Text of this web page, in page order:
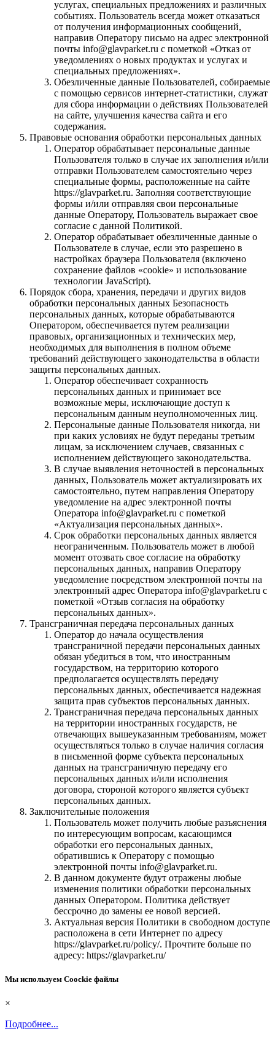
услугах, специальных предложениях и различных
событиях. Пользователь всегда может отказаться
от получения информационных сообщений,
направив Оператору письмо на адрес электронной
почты info@glavparket.ru с пометкой «Отказ от
уведомлениях о новых продуктах и услугах и
специальных предложениях».
Обезличенные данные Пользователей, собираемые
с помощью сервисов интернет-статистики, служат
для сбора информации о действиях Пользователей
на сайте, улучшения качества сайта и его
содержания.
Правовые основания обработки персональных данных
Оператор обрабатывает персональные данные
Пользователя только в случае их заполнения и/или
отправки Пользователем самостоятельно через
специальные формы, расположенные на сайте
https://glavparket.ru. Заполняя соответствующие
формы и/или отправляя свои персональные
данные Оператору, Пользователь выражает свое
согласие с данной Политикой.
Оператор обрабатывает обезличенные данные о
Пользователе в случае, если это разрешено в
настройках браузера Пользователя (включено
сохранение файлов «cookie» и использование
технологии JavaScript).
Порядок сбора, хранения, передачи и других видов
обработки персональных данных Безопасность
персональных данных, которые обрабатываются
Оператором, обеспечивается путем реализации
правовых, организационных и технических мер,
необходимых для выполнения в полном объеме
требований действующего законодательства в области
защиты персональных данных.
Оператор обеспечивает сохранность
персональных данных и принимает все
возможные меры, исключающие доступ к
персональным данным неуполномоченных лиц.
Персональные данные Пользователя никогда, ни
при каких условиях не будут переданы третьим
лицам, за исключением случаев, связанных с
исполнением действующего законодательства.
В случае выявления неточностей в персональных
данных, Пользователь может актуализировать их
самостоятельно, путем направления Оператору
уведомление на адрес электронной почты
Оператора info@glavparket.ru с пометкой
«Актуализация персональных данных».
Срок обработки персональных данных является
неограниченным. Пользователь может в любой
момент отозвать свое согласие на обработку
персональных данных, направив Оператору
уведомление посредством электронной почты на
электронный адрес Оператора info@glavparket.ru с
пометкой «Отзыв согласия на обработку
персональных данных».
Трансграничная передача персональных данных
Оператор до начала осуществления
трансграничной передачи персональных данных
обязан убедиться в том, что иностранным
государством, на территорию которого
предполагается осуществлять передачу
персональных данных, обеспечивается надежная
защита прав субъектов персональных данных.
Трансграничная передача персональных данных
на территории иностранных государств, не
отвечающих вышеуказанным требованиям, может
осуществляться только в случае наличия согласия
в письменной форме субъекта персональных
данных на трансграничную передачу его
персональных данных и/или исполнения
договора, стороной которого является субъект
персональных данных.
Заключительные положения
Пользователь может получить любые разъяснения
по интересующим вопросам, касающимся
обработки его персональных данных,
обратившись к Оператору с помощью
электронной почты info@glavparket.ru.
В данном документе будут отражены любые
изменения политики обработки персональных
данных Оператором. Политика действует
бессрочно до замены ее новой версией.
Актуальная версия Политики в свободном доступе
расположена в сети Интернет по адресу
https://glavparket.ru/policy/. Прочтите больше по
адресу: https://glavparket.ru/
Мы используем Coockie файлы
×
Подробнее...